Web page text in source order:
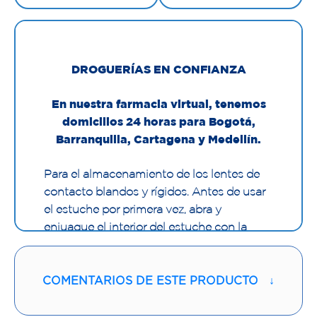
DROGUERÍAS EN CONFIANZA
En nuestra farmacia virtual, tenemos
domicilios 24 horas para Bogotá,
Barranquilla, Cartagena y Medellín.
Para el almacenamiento de los lentes de
contacto blandos y rígidos. Antes de usar
el estuche por primera vez, abra y
enjuague el interior del estuche con la
solución multipropósito.
COMENTARIOS DE ESTE PRODUCTO ↓